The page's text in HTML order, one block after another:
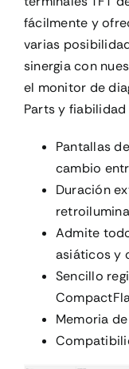
fácilmente y
varias
sinergia con
el monitor de
Parts y
Pantallas
cambio
Duración
Admite
asiáticos y
Sencillo
Memoria